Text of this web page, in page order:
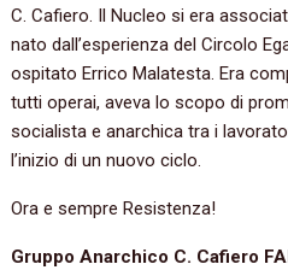
C. Cafiero. Il Nucleo si era
nato dall’esperienza del Circolo
ospitato Errico Malatesta. Era
tutti operai, aveva lo scopo di
socialista e anarchica tra i
l’inizio di un nuovo ciclo.
Ora e sempre Resistenza!
Gruppo Anarchico C. Cafiero